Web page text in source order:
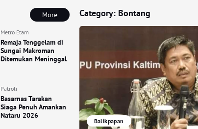
More
Metro Etam
Remaja Tenggelam di
Sungai Makroman
Ditemukan Meninggal
Patroli
Basarnas Tarakan
Siaga Penuh Amankan
Nataru 2026
Category: Bontang
Balikpapan